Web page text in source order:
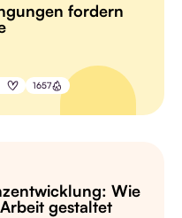
fordern
1657
Wie
gestaltet